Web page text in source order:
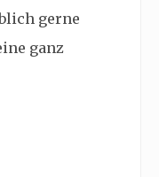
gerne
ganz